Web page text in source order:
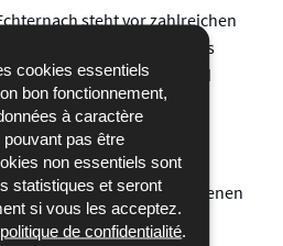
cookies essentiels
bon fonctionnement,
à caractère
pas être
non essentiels sont
statistiques et seront
si vous les acceptez.
politique de confidentialité
steht vor zahlreichen
auf das Bewahren, das
dieses natürlichen und
Generationen.
heute gezieltere und
durchgeführt, die einer
Regeneration der Flora dienen
der Fauna fördern.